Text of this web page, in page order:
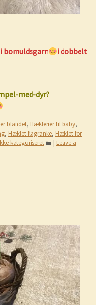
bomuldsgarn
i dobbelt
med-dyr?
blandet, Hæklerier til baby,
, Hæklet flagranke, Hæklet for
kategoriseret | Leave a